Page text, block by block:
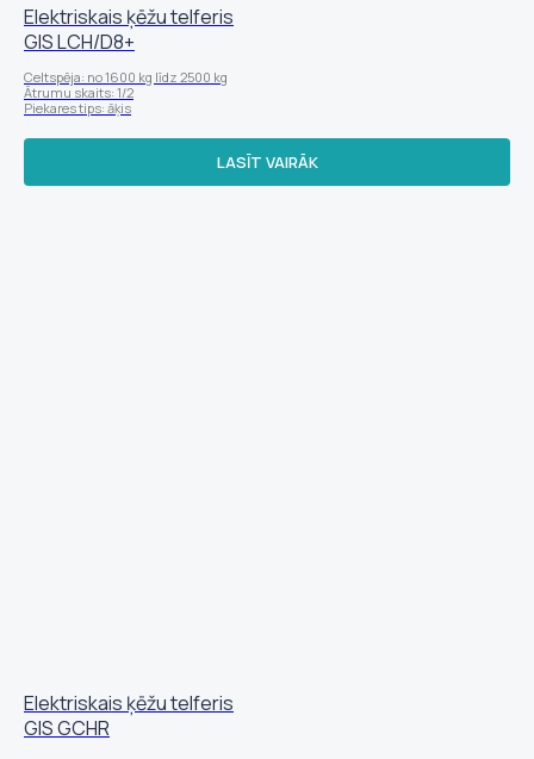
Elektriskais ķēžu telferis
GIS LСН/D8+
Celtspēja: no 1600 kg līdz 2500 kg
Ātrumu skaits: 1/2
Piekares tips: āķis
LASĪT VAIRĀK
Elektriskais ķēžu telferis
GIS GCHR